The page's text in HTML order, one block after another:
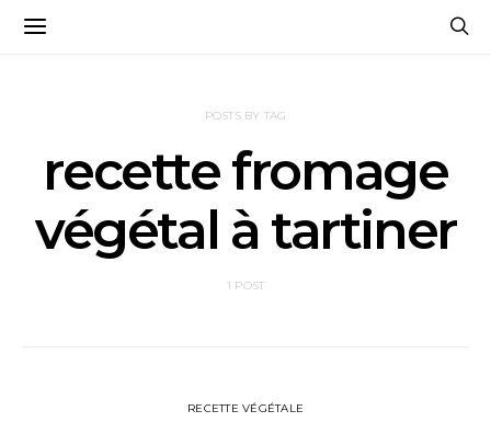
POSTS BY TAG
recette fromage
végétal à tartiner
1 POST
RECETTE VÉGÉTALE